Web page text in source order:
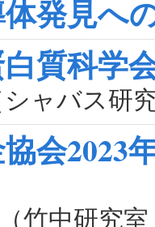
発見へ
質科学
ャバス研
会
中研究室